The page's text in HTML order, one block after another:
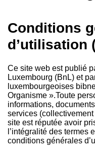
Conditions
d’utilisation
Ce site web est publié
Luxembourg (BnL) et
luxembourgeoises
Organisme ».Toute
informations,
services
site est réputée avoir
l’intégralité des termes
conditions générales